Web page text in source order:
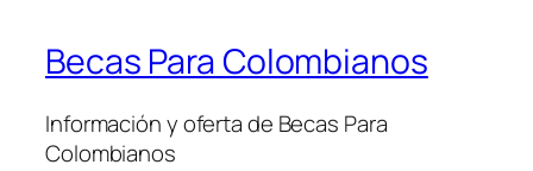
Becas Para Colombianos
Información y oferta de Becas Para
Colombianos